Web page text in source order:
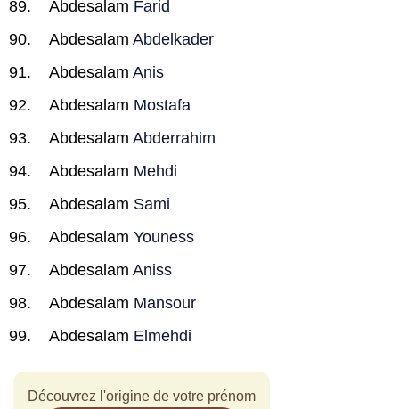
Abdesalam Farid
Abdesalam Abdelkader
Abdesalam Anis
Abdesalam Mostafa
Abdesalam Abderrahim
Abdesalam Mehdi
Abdesalam Sami
Abdesalam Youness
Abdesalam Aniss
Abdesalam Mansour
Abdesalam Elmehdi
Découvrez l'origine de votre prénom